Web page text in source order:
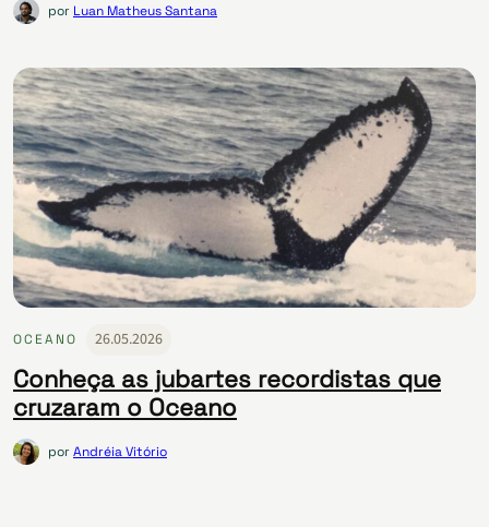
por Luan Matheus Santana
OCEANO 26.05.2026
Conheça as jubartes recordistas que
cruzaram o Oceano
porAndréia Vitório